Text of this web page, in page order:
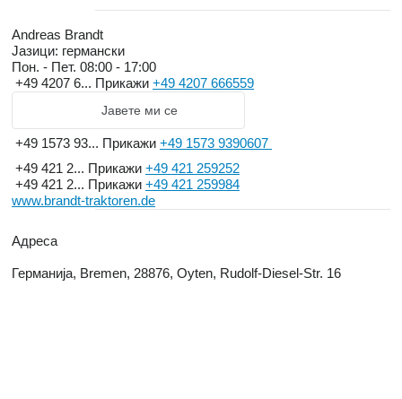
Andreas Brandt
Јазици: германски
Пон. - Пет. 08:00 - 17:00
+49 4207 6... Прикажи +49 4207 666559
Јавете ми се
+49 1573 93... Прикажи +49 1573 9390607
+49 421 2... Прикажи +49 421 259252
+49 421 2... Прикажи +49 421 259984
www.brandt-traktoren.de
Адреса
Германија, Bremen, 28876, Oyten, Rudolf-Diesel-Str. 16